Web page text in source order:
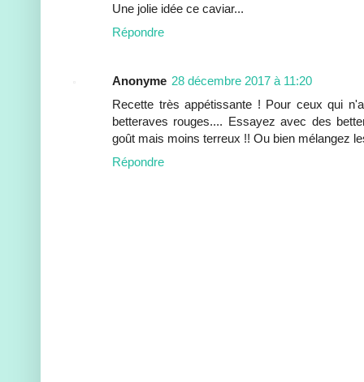
Une jolie idée ce caviar...
Répondre
Anonyme 28 décembre 2017 à 11:20
Recette très appétissante ! Pour ceux qui
betteraves rouges.... Essayez avec des
goût mais moins terreux !! Ou bien mélangez
Répondre